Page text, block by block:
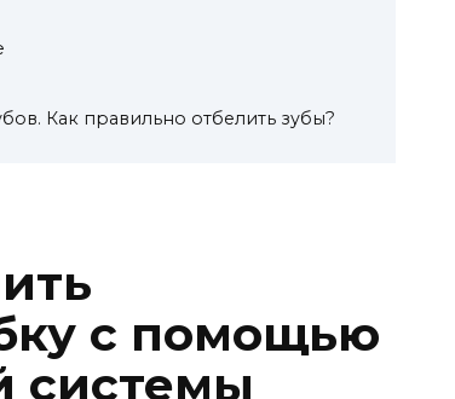
Как правильно отбелить зубы?
с помощью
системы